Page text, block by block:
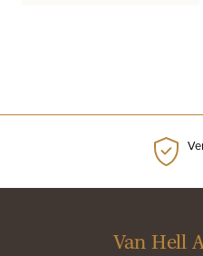
Van Hell